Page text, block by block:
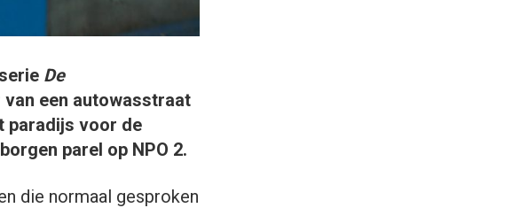
De
een autowasstraat
paradijs voor de
parel op NPO 2.
die normaal gesproken